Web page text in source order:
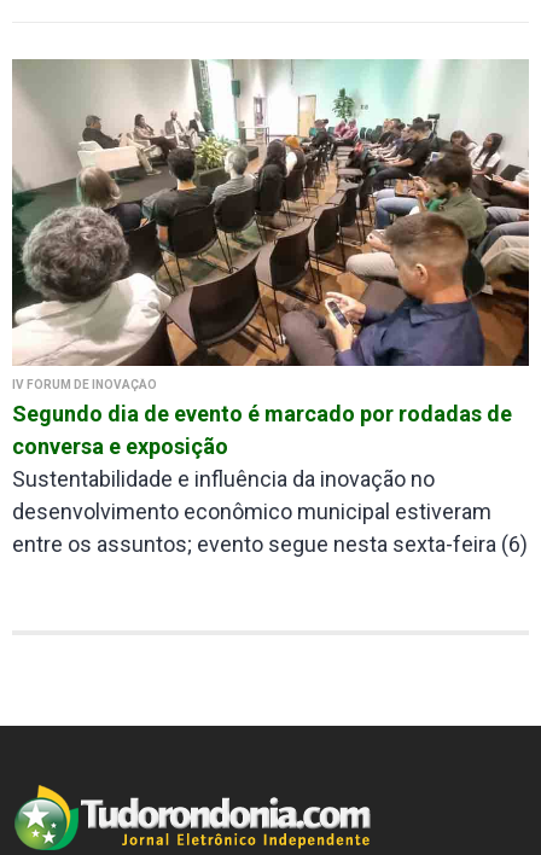
IV FÓRUM DE INOVAÇÃO
Segundo dia de evento é marcado por rodadas de
conversa e exposição
Sustentabilidade e influência da inovação no
desenvolvimento econômico municipal estiveram
entre os assuntos; evento segue nesta sexta-feira (6)